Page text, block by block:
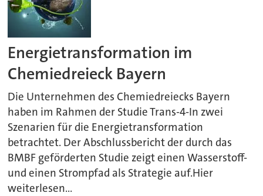
Energietransformation im
Chemiedreieck Bayern
Die Unternehmen des Chemiedreiecks Bayern
haben im Rahmen der Studie Trans-4-In zwei
Szenarien für die Energietransformation
betrachtet. Der Abschlussbericht der durch das
BMBF geförderten Studie zeigt einen Wasserstoff-
und einen Strompfad als Strategie auf.Hier
weiterlesen...